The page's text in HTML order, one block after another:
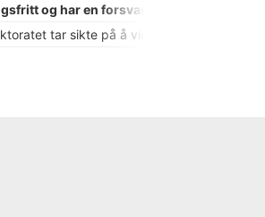
og har en forsvarlig drift
tar sikte på å videreutvikle